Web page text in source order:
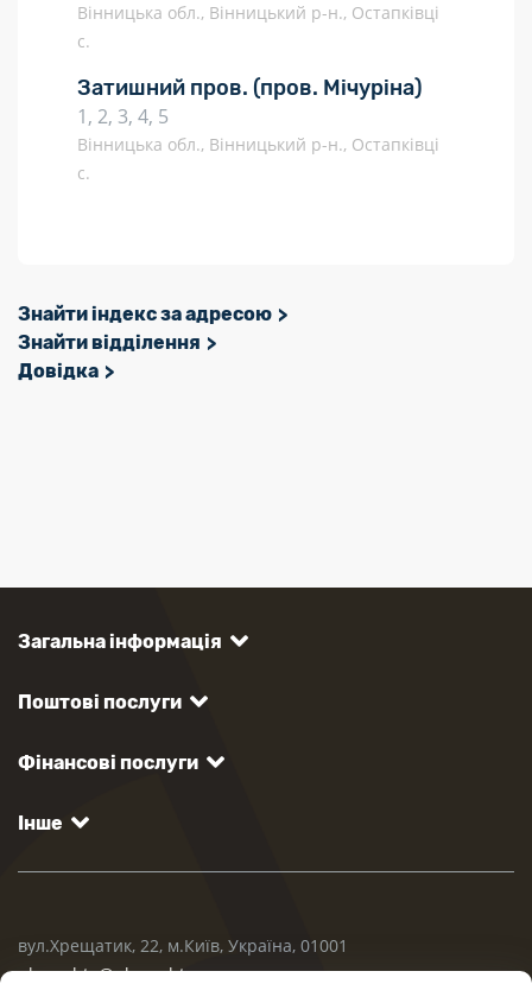
Вінницька обл., Вінницький р-н., Остапківці
с.
Затишний пров. (пров. Мічуріна)
1, 2, 3, 4, 5
Вінницька обл., Вінницький р-н., Остапківці
с.
Знайти індекс за адресою
Знайти відділення
Довідка
Загальна інформація
Поштові послуги
Фінансові послуги
Інше
вул.Хрещатик, 22, м.Київ, Україна, 01001
ukrposhta@ukrposhta.ua